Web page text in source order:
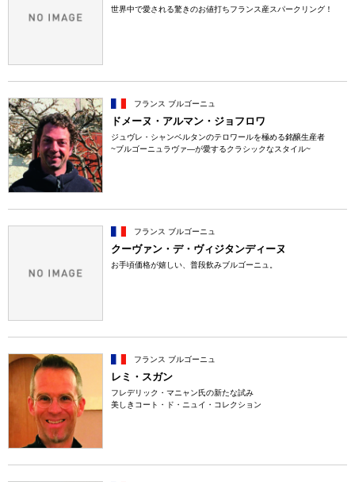
世界中で愛される驚きのお値打ちフランス産スパークリング！
フランス ブルゴーニュ
ドメーヌ・アルマン・ジョフロワ
ジュヴレ・シャンベルタンのテロワールを極める銘醸生産者
~ブルゴーニュラヴァ―が愛するクラシックなスタイル~
フランス ブルゴーニュ
クーヴァン・デ・ヴィジタンディーヌ
お手頃価格が嬉しい、普段飲みブルゴーニュ。
フランス ブルゴーニュ
レミ・スガン
フレデリック・マニャン氏の新たな試み
美しきコート・ド・ニュイ・コレクション